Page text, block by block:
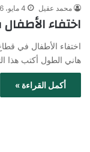
محمد عقيل 4 مايو، 2026
اختفاء
اختفاء الأطفال في
هاني الطول أكتب هذا
أكمل القراءة »